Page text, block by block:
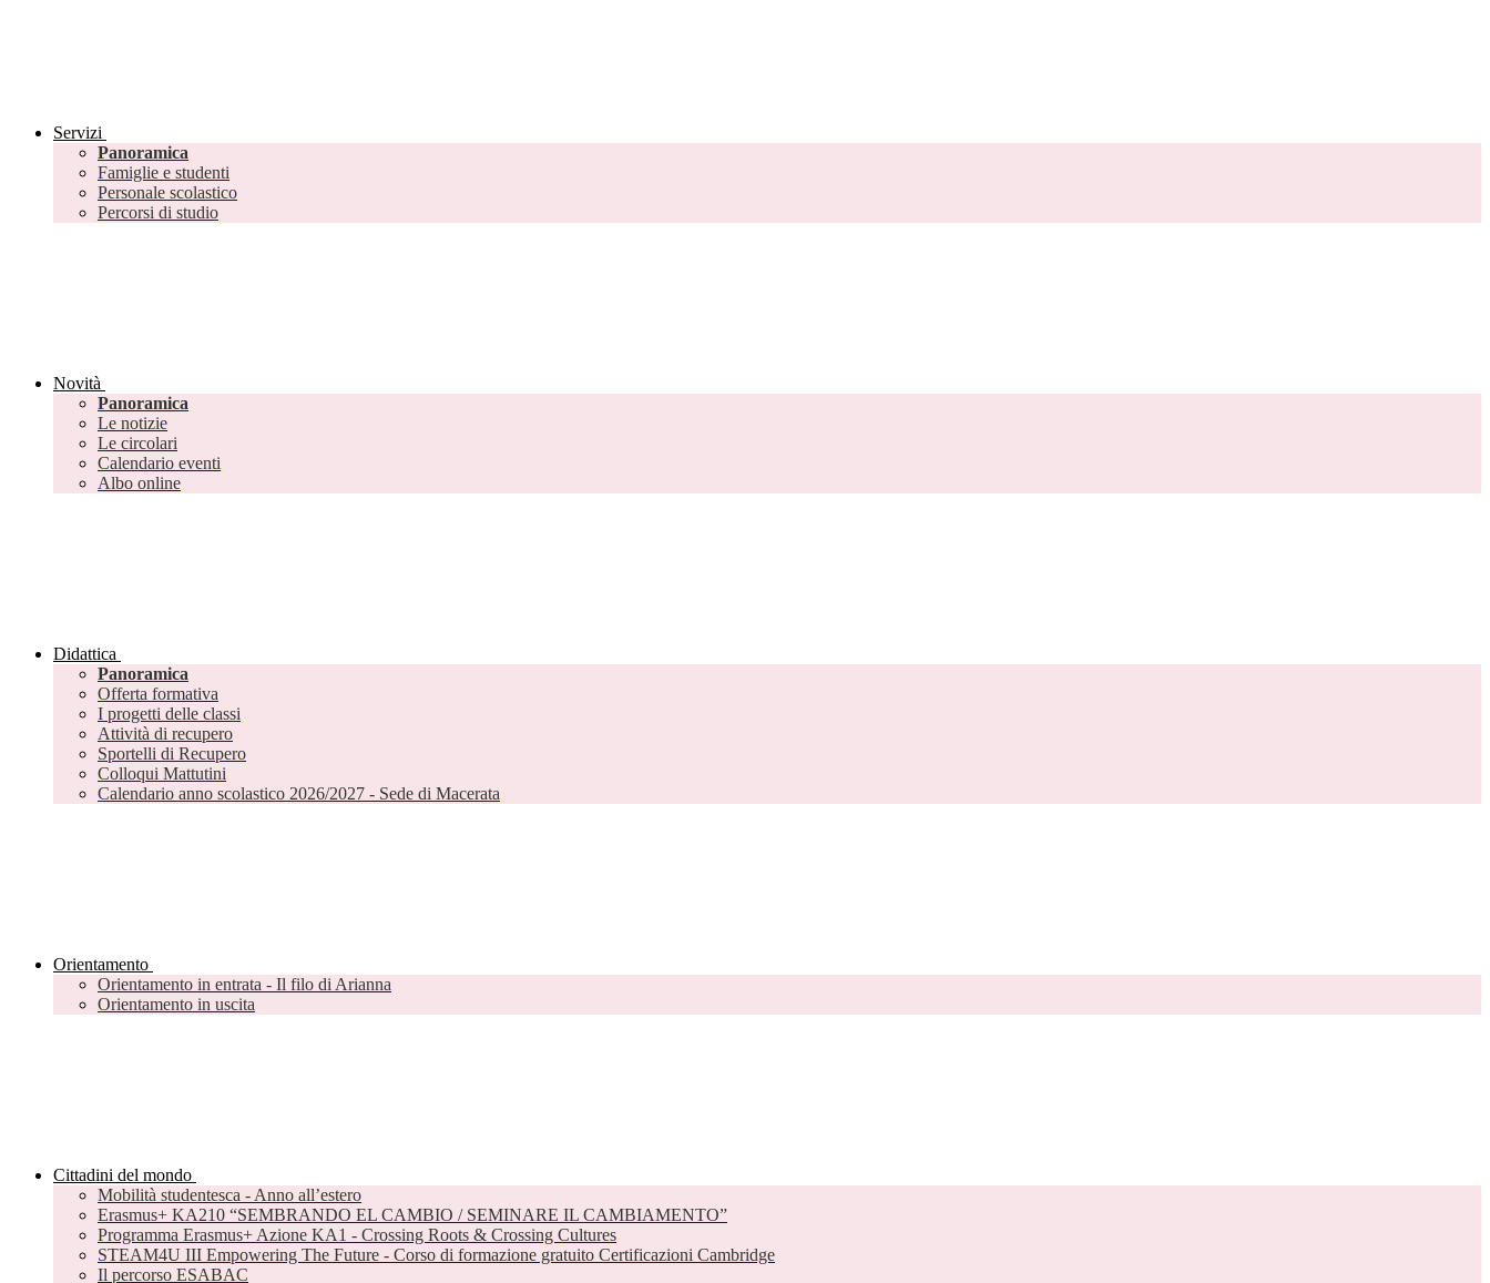
Servizi
Panoramica
Famiglie e studenti
Personale scolastico
Percorsi di studio
Novità
Panoramica
Le notizie
Le circolari
Calendario eventi
Albo online
Didattica
Panoramica
Offerta formativa
I progetti delle classi
Attività di recupero
Sportelli di Recupero
Colloqui Mattutini
Calendario anno scolastico 2026/2027 - Sede di Macerata
Orientamento
Orientamento in entrata - Il filo di Arianna
Orientamento in uscita
Cittadini del mondo
Mobilità studentesca - Anno all’estero
Erasmus+ KA210 “SEMBRANDO EL CAMBIO / SEMINARE IL CAMBIAMENTO”
Programma Erasmus+ Azione KA1 - Crossing Roots & Crossing Cultures
STEAM4U III Empowering The Future - Corso di formazione gratuito Certificazioni Cambridge
Il percorso ESABAC